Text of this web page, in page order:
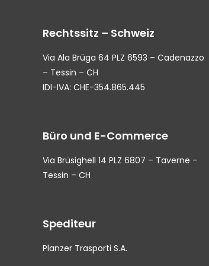
Rechtssitz – Schweiz
Via Ala Brüga 64 PLZ 6593 – Cadenazzo
– Tessin – CH
IDI-IVA: CHE-354.865.445
Büro und E-Commerce
Via Brüsighell 14 PLZ 6807 – Taverne –
Tessin – CH
Spediteur
Planzer Trasporti S.A.